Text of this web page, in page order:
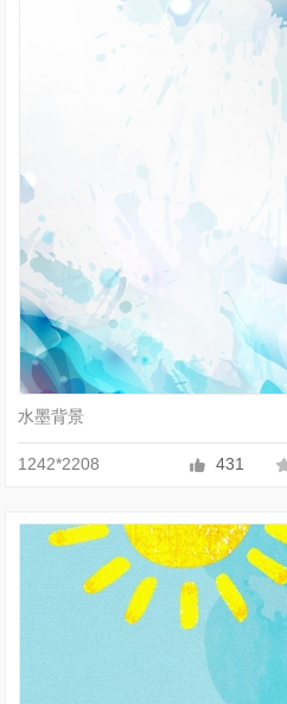
水墨背景
1242*2208 431
JPG
收藏